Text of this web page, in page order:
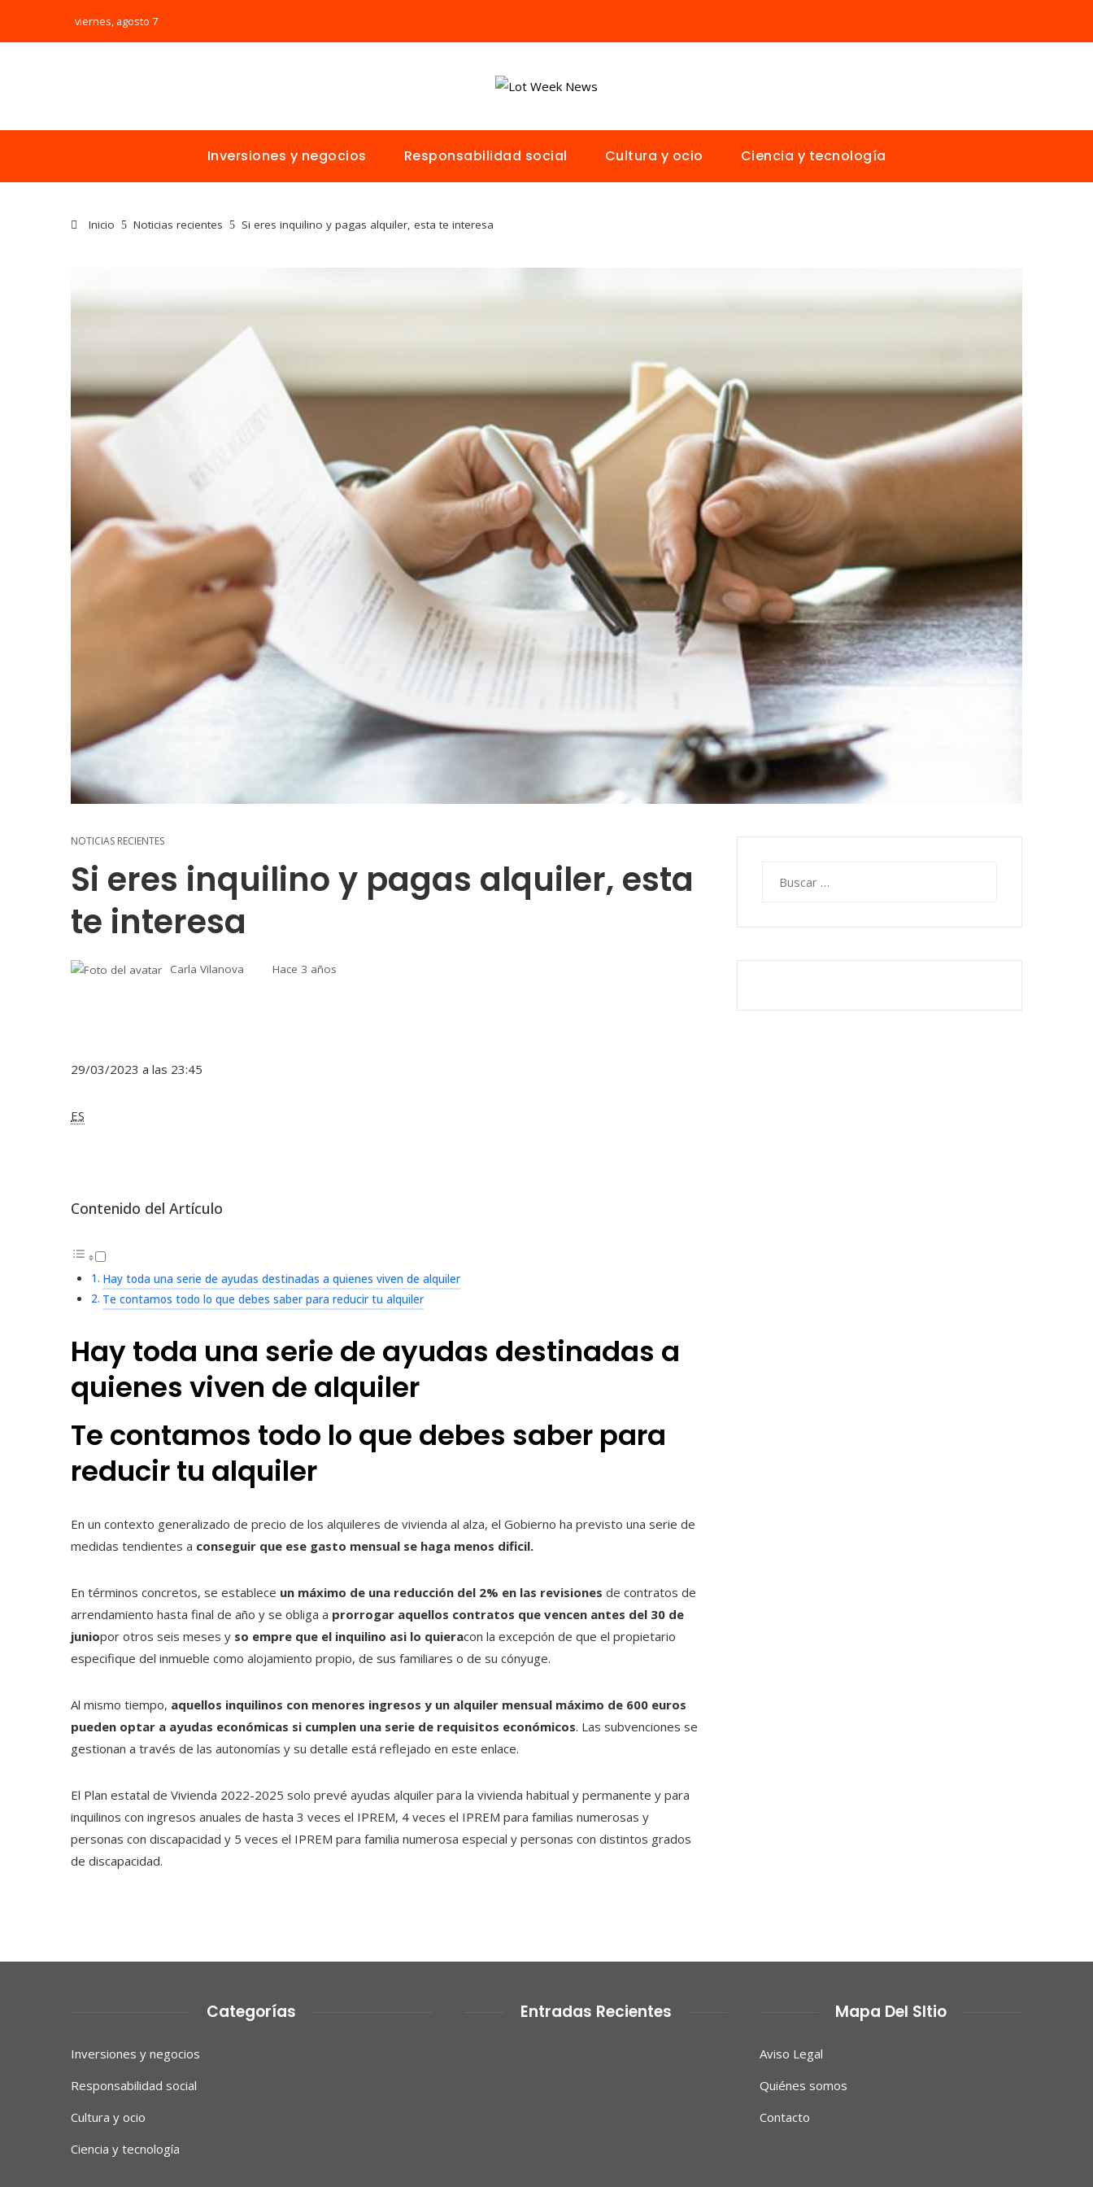
viernes, agosto 7
Inversiones y negocios Responsabilidad social Cultura y ocio Ciencia y tecnología
Inicio Noticias recientes Si eres inquilino y pagas alquiler, esta te interesa
NOTICIAS RECIENTES
Si eres inquilino y pagas alquiler, esta
te interesa
Carla Vilanova Hace 3 años
29/03/2023 a las 23:45
ES
Contenido del Artículo
Hay toda una serie de ayudas destinadas a quienes viven de alquiler
Te contamos todo lo que debes saber para reducir tu alquiler
Hay toda una serie de ayudas destinadas a
quienes viven de alquiler
Te contamos todo lo que debes saber para
reducir tu alquiler
En un contexto generalizado de precio de los alquileres de vivienda al alza, el Gobierno ha previsto una serie de
medidas tendientes a conseguir que ese gasto mensual se haga menos dificil.
En términos concretos, se establece un máximo de una reducción del 2% en las revisiones de contratos de
arrendamiento hasta final de año y se obliga a prorrogar aquellos contratos que vencen antes del 30 de
juniopor otros seis meses y so empre que el inquilino asi lo quieracon la excepción de que el propietario
especifique del inmueble como alojamiento propio, de sus familiares o de su cónyuge.
Al mismo tiempo, aquellos inquilinos con menores ingresos y un alquiler mensual máximo de 600 euros
pueden optar a ayudas económicas si cumplen una serie de requisitos económicos. Las subvenciones se
gestionan a través de las autonomías y su detalle está reflejado en este enlace.
El Plan estatal de Vivienda 2022-2025 solo prevé ayudas alquiler para la vivienda habitual y permanente y para
inquilinos con ingresos anuales de hasta 3 veces el IPREM, 4 veces el IPREM para familias numerosas y
personas con discapacidad y 5 veces el IPREM para familia numerosa especial y personas con distintos grados
de discapacidad.
Categorías
Inversiones y negocios
Responsabilidad social
Cultura y ocio
Ciencia y tecnología
Entradas Recientes Mapa Del SItio
Aviso Legal
Quiénes somos
Contacto